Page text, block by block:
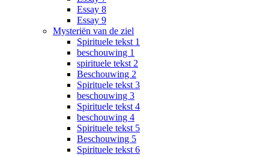
Essay 8
Essay 9
Mysteriën van de ziel
Spirituele tekst 1
beschouwing 1
spirituele tekst 2
Beschouwing 2
Spirituele tekst 3
beschouwing 3
Spirituele tekst 4
beschouwing 4
Spirituele tekst 5
Beschouwing 5
Spirituele tekst 6